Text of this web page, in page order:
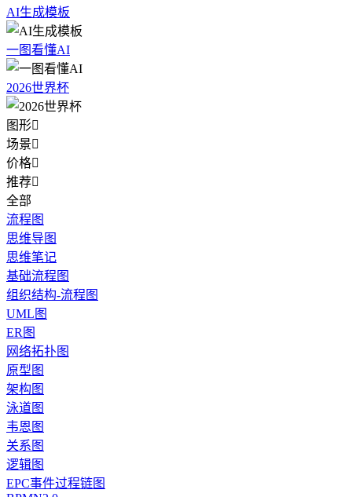
AI生成模板
一图看懂AI
2026世界杯
图形
场景
价格
推荐
全部
流程图
思维导图
思维笔记
基础流程图
组织结构-流程图
UML图
ER图
网络拓扑图
原型图
架构图
泳道图
韦恩图
关系图
逻辑图
EPC事件过程链图